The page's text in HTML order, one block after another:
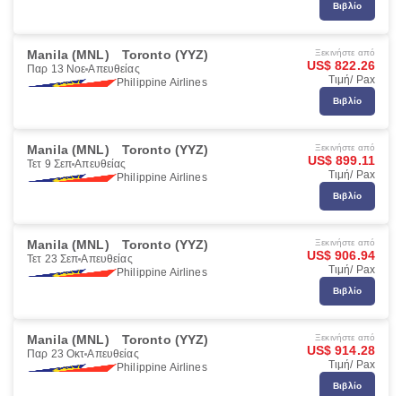
Βιβλίο
Manila (MNL) Toronto (YYZ)
Παρ 13 Νοε Απευθείας
Philippine Airlines
Ξεκινήστε από
US$ 822.26
Τιμή/ Pax
Βιβλίο
Manila (MNL) Toronto (YYZ)
Τετ 9 Σεπ Απευθείας
Philippine Airlines
Ξεκινήστε από
US$ 899.11
Τιμή/ Pax
Βιβλίο
Manila (MNL) Toronto (YYZ)
Τετ 23 Σεπ Απευθείας
Philippine Airlines
Ξεκινήστε από
US$ 906.94
Τιμή/ Pax
Βιβλίο
Manila (MNL) Toronto (YYZ)
Παρ 23 Οκτ Απευθείας
Philippine Airlines
Ξεκινήστε από
US$ 914.28
Τιμή/ Pax
Βιβλίο